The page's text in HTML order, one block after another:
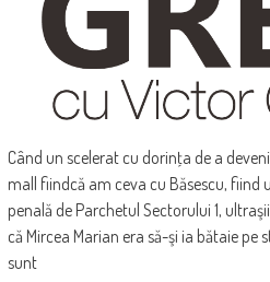
Când un scelerat cu dorinţa de a
mall fiindcă am ceva cu Băsescu, fiind
penală de Parchetul Sectorului 1,
că Mircea Marian era să-şi ia bătaie pe
sunt